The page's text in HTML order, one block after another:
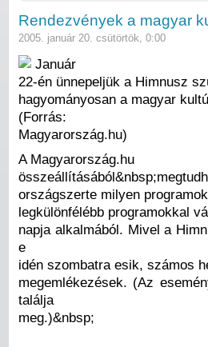
Rendezvények a magyar
2005. január 20. csütörtök, 0:00
Január
22-én ünnepeljük a Himnusz
hagyományosan a magyar
(Forrás:
Magyarország.hu)
A Magyarország.hu
országszerte milyen
legkülönfélébb programokkal
napja alkalmából. Mivel a
e
idén szombatra esik, számos
megemlékezések. (Az
találja
meg.)&nbsp;